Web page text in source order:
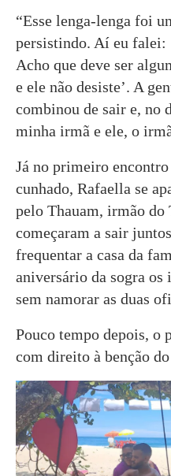
“Esse lenga-lenga foi
persistindo. Aí eu falei:
Acho que deve ser
e ele não desiste’. A
combinou de sair e, no
minha irmã e ele, o
Já no primeiro
cunhado, Rafaella se
pelo Thauam, irmão do
começaram a sair
frequentar a casa da
aniversário da sogra os
sem namorar as duas
Pouco tempo depois, o
com direito à benção